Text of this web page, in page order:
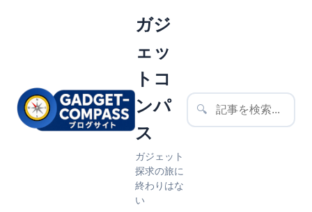
ガジ
ェッ
トコ
ンパ
ス
ガジェット
探求の旅に
終わりはな
い
🔍